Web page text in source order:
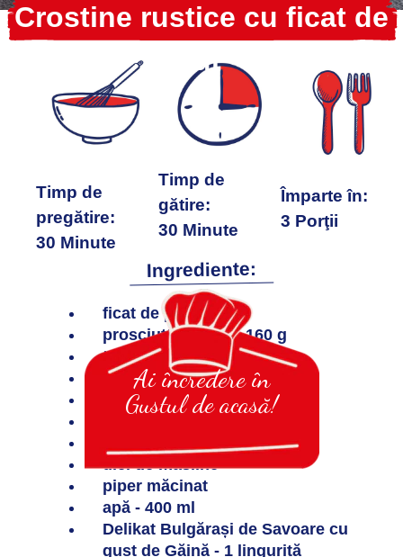
Crostine rustice cu ficat de
pui
Timp de
pregătire:
30 Minute
Timp de
gătire:
30 Minute
Împarte în:
3 Porţii
Ingrediente:
ficat de pui - 400 g
prosciutto crudo - 160 g
telemea de capră - 150 g
salvie - 7-8 frunze
ceapă albă - 1 buc.
ulei de masline
piper măcinat
apă - 400 ml
Delikat Bulgărași de Savoare cu
gust de Găină - 1 linguriță
Ai încredere în
Gustul de acasă!